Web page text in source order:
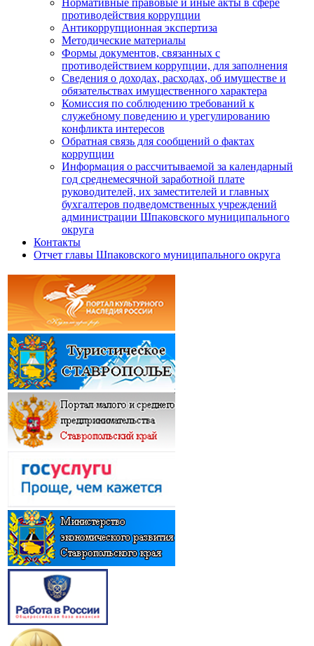
Нормативные правовые и иные акты в сфере
противодействия коррупции
Антикоррупционная экспертиза
Методические материалы
Формы документов, связанных с
противодействием коррупции, для заполнения
Сведения о доходах, расходах, об имуществе и
обязательствах имущественного характера
Комиссия по соблюдению требований к
служебному поведению и урегулированию
конфликта интересов
Обратная связь для сообщений о фактах
коррупции
Информация о рассчитываемой за календарный
год среднемесячной заработной плате
руководителей, их заместителей и главных
бухгалтеров подведомственных учреждений
администрации Шпаковского муниципального
округа
Контакты
Отчет главы Шпаковского муниципального округа